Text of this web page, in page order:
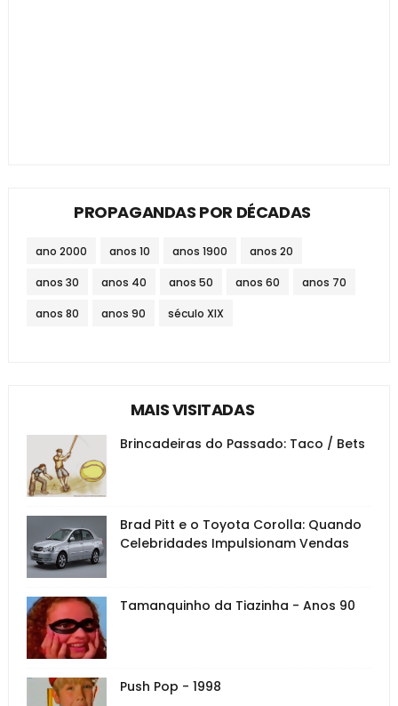
PROPAGANDAS POR DÉCADAS
ano 2000 anos 10 anos 1900 anos 20
anos 30 anos 40 anos 50 anos 60 anos 70
anos 80 anos 90 século XIX
MAIS VISITADAS
Brincadeiras do Passado: Taco / Bets
Brad Pitt e o Toyota Corolla: Quando
Celebridades Impulsionam Vendas
Tamanquinho da Tiazinha - Anos 90
Push Pop - 1998